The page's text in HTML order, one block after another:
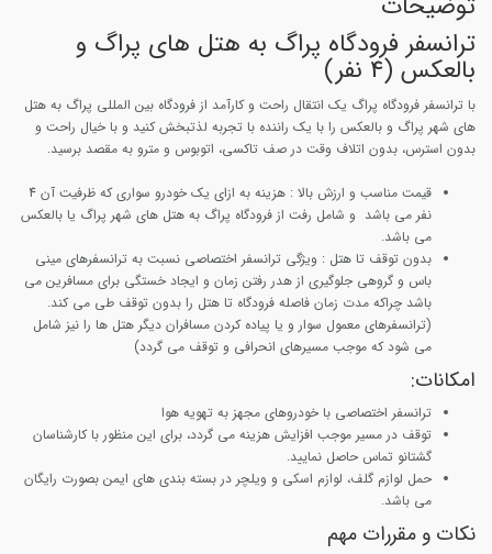
ترانسفر فرودگاه پراگ به هتل های پراگ و
بالعکس (4 نفر)
با ترانسفر فرودگاه پراگ یک انتقال راحت و کارآمد از فرودگاه بین المللی پراگ به هتل
های شهر پراگ و بالعکس را با یک راننده با تجربه لذتبخش کنید و با خیال راحت و
بدون استرس، بدون اتلاف وقت در صف تاکسی، اتوبوس و مترو به مقصد برسید.
قیمت مناسب و ارزش بالا :
هزینه به ازای یک خودرو سواری که ظرفیت آن 4
نفر می باشد و شامل رفت از فرودگاه پراگ به هتل های شهر پراگ یا بالعکس
می باشد.
بدون توقف تا هتل : ویژگی ترانسفر اختصاصی نسبت به ترانسفرهای مینی
باس و گروهی جلوگیری از هدر رفتن زمان و ایجاد خستگی برای مسافرین می
باشد چراکه مدت زمان فاصله فرودگاه تا هتل را بدون توقف طی می کند.
(ترانسفرهای معمول سوار و یا پیاده کردن مسافران دیگر هتل ها را نیز شامل
می شود که موجب مسیرهای انحرافی و توقف می گردد)
امکانات:
ترانسفر اختصاصی با خودروهای مجهز به تهویه هوا
توقف در مسیر موجب افزایش هزینه می گردد، برای این منظور با کارشناسان
گشتانو تماس حاصل نمایید.
حمل لوازم گلف، لوازم اسکی و ویلچر در بسته بندی های ایمن بصورت رایگان
می باشد.
نکات و مقررات مهم